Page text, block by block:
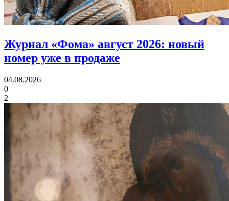
Журнал «Фома» август 2026: новый
номер уже в продаже
04.08.2026
0
2